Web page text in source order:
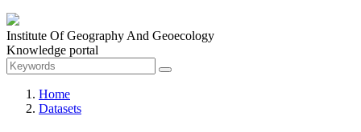
Institute Of Geography And Geoecology
Knowledge portal
Home
Datasets